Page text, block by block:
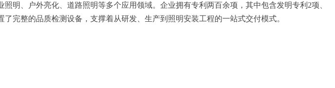
明、户外亮化、道路照明等多个应用领域。企业拥有专利两百余项，其中包含发明专利2项、
完整的品质检测设备，支撑着从研发、生产到照明安装工程的一站式交付模式。